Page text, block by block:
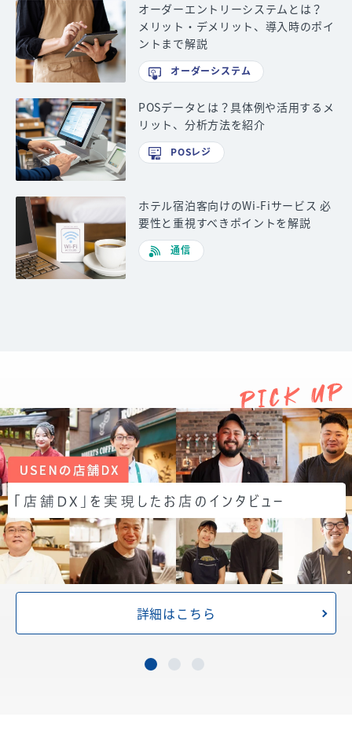
オーダーエントリーシステムとは？
メリット・デメリット、導入時のポイ
ントまで解説
オーダーシステム
POSデータとは？具体例や活用するメ
リット、分析方法を紹介
POSレジ
ホテル宿泊客向けのWi-Fiサービス 必
要性と重視すべきポイントを解説
通信
詳細はこちら